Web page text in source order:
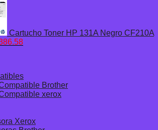
Cartucho Toner HP 131A Negro CF210A
El
S/386.58.
Brother
xerox
Xerox